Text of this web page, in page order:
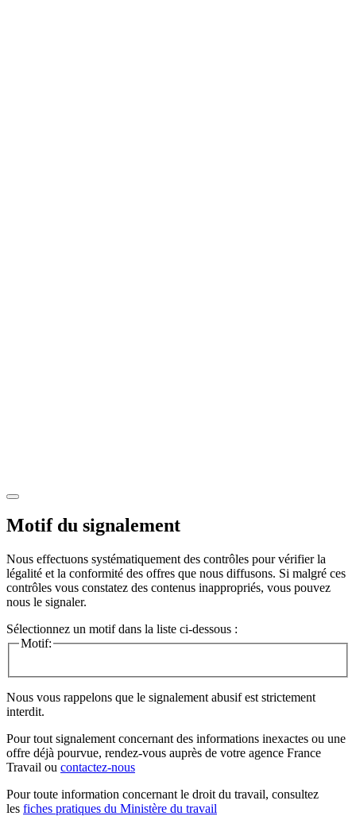
Motif du signalement
Nous effectuons systématiquement des contrôles pour vérifier la
légalité et la conformité des offres que nous diffusons. Si malgré ces
contrôles vous constatez des contenus inappropriés, vous pouvez
nous le signaler.
Sélectionnez un motif dans la liste ci-dessous :
Motif:
Nous vous rappelons que le signalement abusif est strictement
interdit.
Pour tout signalement concernant des informations inexactes ou une
offre déjà pourvue, rendez-vous auprès de votre agence France
Travail ou contactez-nous
Pour toute information concernant le droit du travail, consultez
les fiches pratiques du Ministère du travail